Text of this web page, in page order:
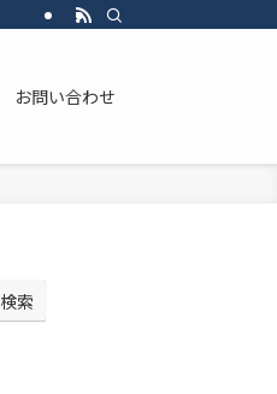
お問い合わせ
検索